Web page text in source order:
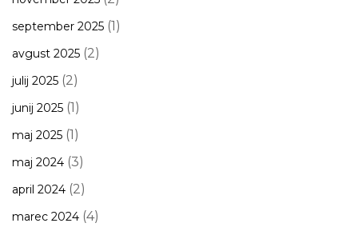
september 2025 (1)
avgust 2025 (2)
julij 2025 (2)
junij 2025 (1)
maj 2025 (1)
maj 2024 (3)
april 2024 (2)
marec 2024 (4)